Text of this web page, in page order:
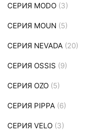
СЕРИЯ MODO (3)
СЕРИЯ MOUN (5)
СЕРИЯ NEVADA (20)
СЕРИЯ OSSIS (9)
СЕРИЯ OZO (5)
СЕРИЯ PIPPA (6)
СЕРИЯ VELO (3)